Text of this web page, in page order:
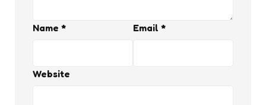
Name * Email *
Website